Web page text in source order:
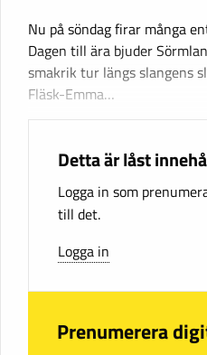
Nu på söndag firar många
Dagen till ära bjuder
smakrik tur längs slangens
Fläsk-Emma…
Detta är låst
Logga in som
till det.
Logga in
Prenumerera